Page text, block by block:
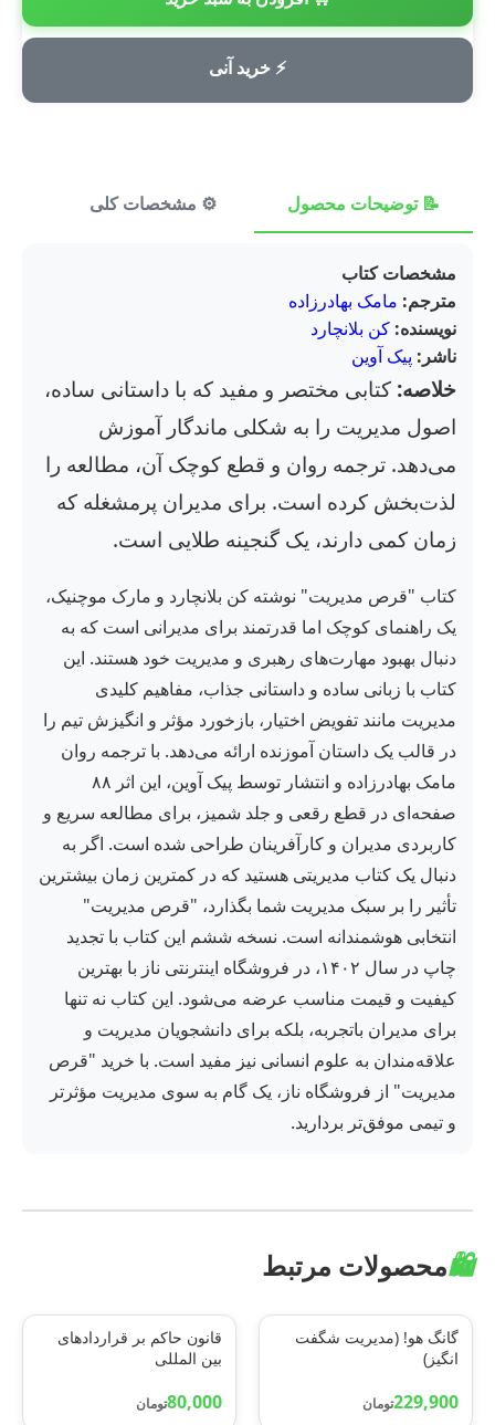
⚡ خرید آنی
💳 پرداخت امن
📝 توضیحات محصول ⚙️ مشخصات کلی
مشخصات کتاب
مترجم: مامک بهادرزاده
نویسنده: کن بلانچارد
ناشر: پیک آوین
خلاصه: کتابی مختصر و مفید که با داستانی ساده،
اصول مدیریت را به شکلی ماندگار آموزش
می‌دهد. ترجمه روان و قطع کوچک آن، مطالعه را
لذت‌بخش کرده است. برای مدیران پرمشغله که
زمان کمی دارند، یک گنجینه طلایی است.
کتاب "قرص مدیریت" نوشته کن بلانچارد و مارک موچنیک،
یک راهنمای کوچک اما قدرتمند برای مدیرانی است که به
دنبال بهبود مهارت‌های رهبری و مدیریت خود هستند. این
کتاب با زبانی ساده و داستانی جذاب، مفاهیم کلیدی
مدیریت مانند تفویض اختیار، بازخورد مؤثر و انگیزش تیم را
در قالب یک داستان آموزنده ارائه می‌دهد. با ترجمه روان
مامک بهادرزاده و انتشار توسط پیک آوین، این اثر ۸۸
صفحه‌ای در قطع رقعی و جلد شمیز، برای مطالعه سریع و
کاربردی مدیران و کارآفرینان طراحی شده است. اگر به
دنبال یک کتاب مدیریتی هستید که در کمترین زمان بیشترین
تأثیر را بر سبک مدیریت شما بگذارد، "قرص مدیریت"
انتخابی هوشمندانه است. نسخه ششم این کتاب با تجدید
چاپ در سال ۱۴۰۲، در فروشگاه اینترنتی ناز با بهترین
کیفیت و قیمت مناسب عرضه می‌شود. این کتاب نه تنها
برای مدیران باتجربه، بلکه برای دانشجویان مدیریت و
علاقه‌مندان به علوم انسانی نیز مفید است. با خرید "قرص
مدیریت" از فروشگاه ناز، یک گام به سوی مدیریت مؤثرتر
و تیمی موفق‌تر بردارید.
🛍️محصولات مرتبط
گانگ هو! (مدیریت شگفت
انگیز)
229,900تومان
قانون حاکم بر قراردادهای
بین المللی
80,000تومان